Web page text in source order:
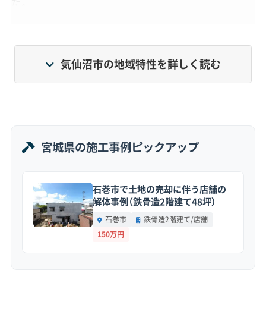
地区と、リアス式海岸の地形に沿って昔からの暮ら
しが続く丘陵部や漁村部が隣り合っているのが大
地形・道路事情と解体費用の傾向
リアス式海岸特有の急傾斜地と、市内の約4分
の1を占める狭い道路が、解体費用を押し上げ
気仙沼市の地域特性を詳しく読む
宮城県の施工事例ピックアップ
石巻市で土地の売却に伴う店舗の
解体事例（鉄骨造2階建て48坪）
石巻市
鉄骨造2階建て/店舗
150万円